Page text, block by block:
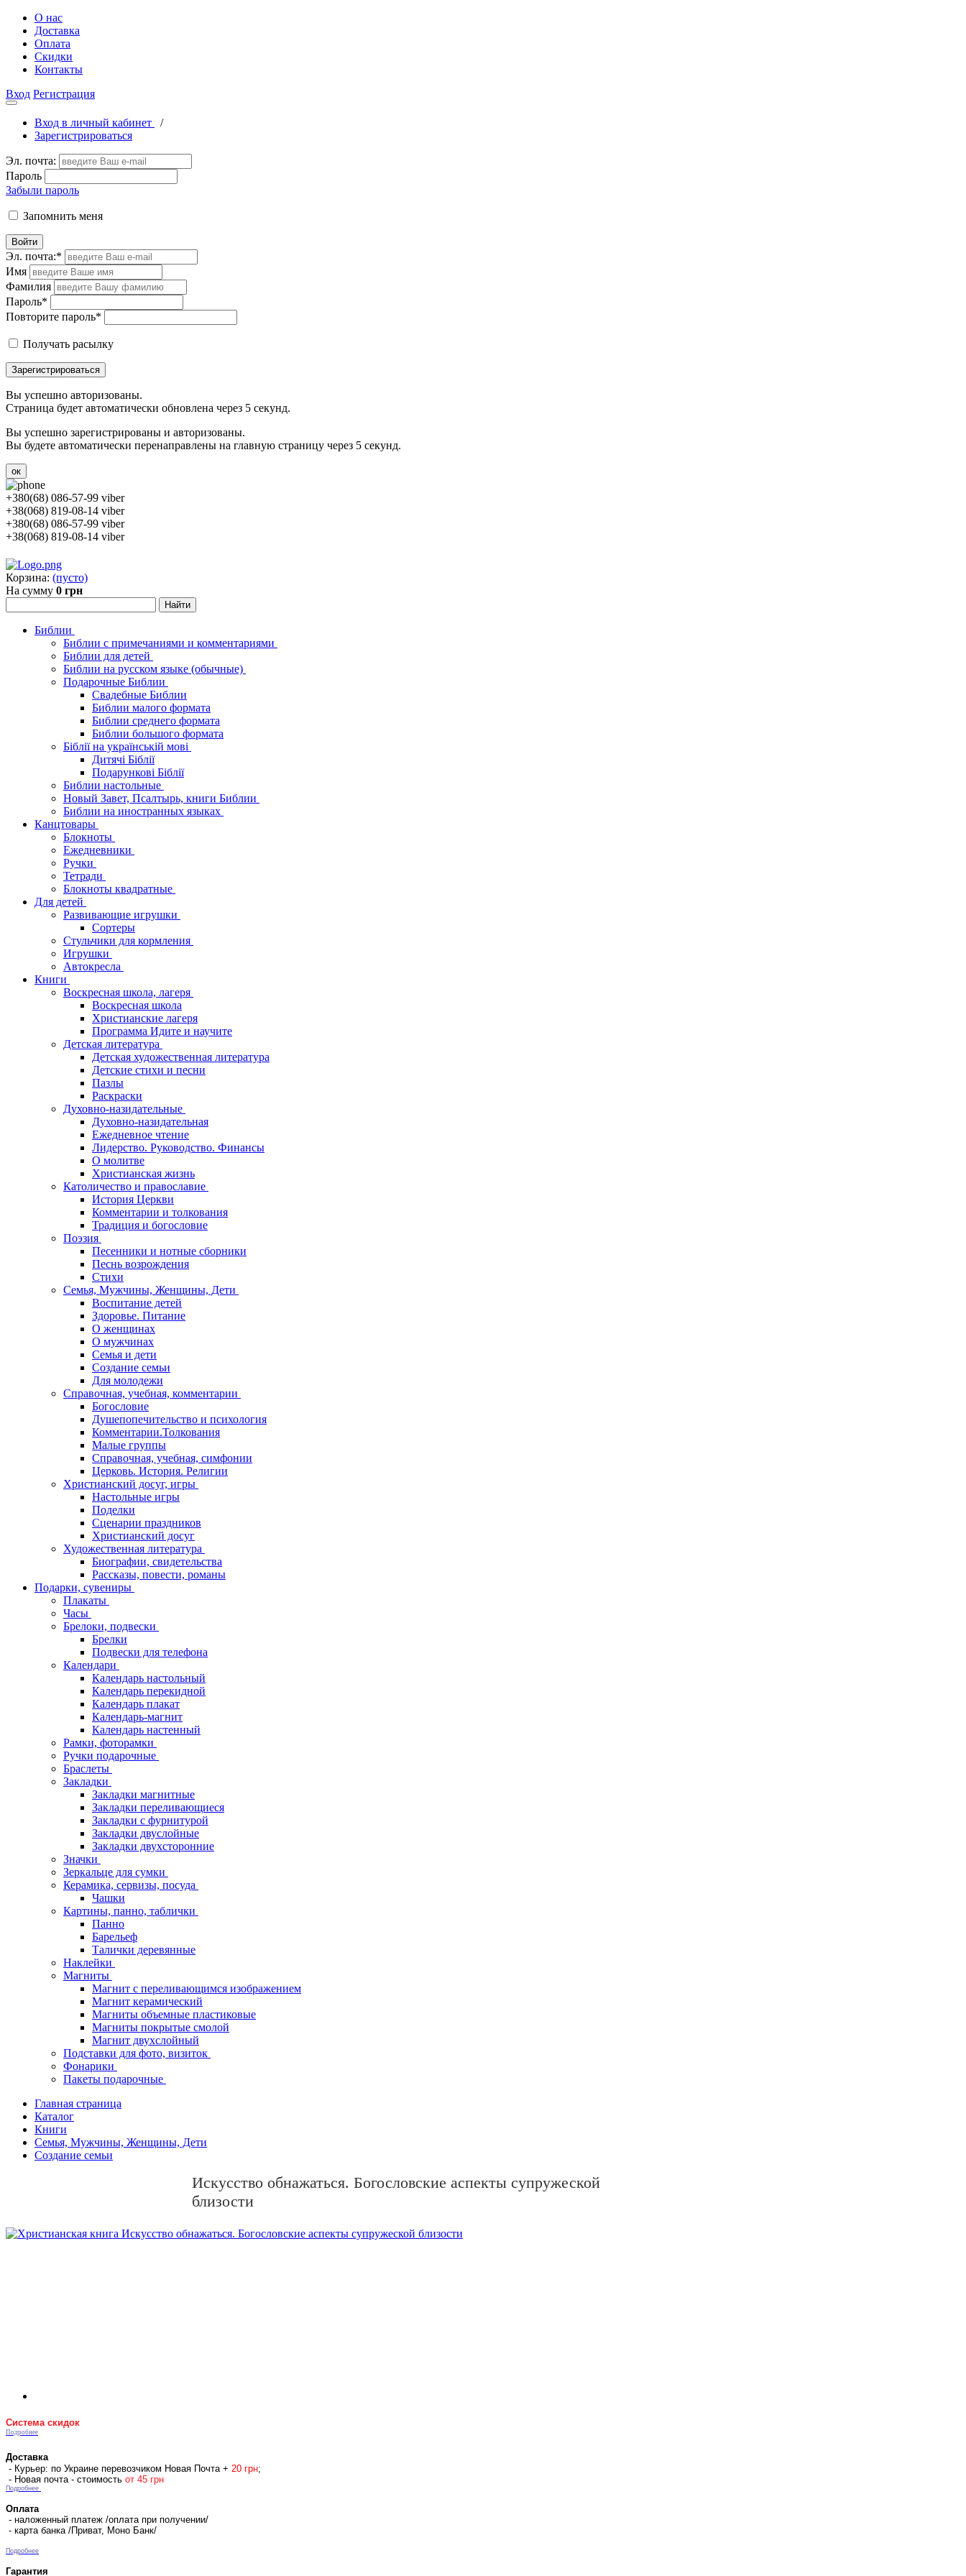
О нас
Доставка
Оплата
Скидки
Контакты
Вход Регистрация
Вход в личный кабинет
/
Зарегистрироваться
Эл. почта:
Пароль
Забыли пароль
Запомнить меня
Войти
Эл. почта:*
Имя
Фамилия
Пароль*
Повторите пароль*
Получать расылку
Зарегистрироваться
Вы успешно авторизованы.
Страница будет автоматически обновлена через 5 секунд.
Вы успешно зарегистрированы и авторизованы.
Вы будете автоматически перенаправлены на главную страницу через 5 секунд.
ок
+380(68) 086-57-99 viber
+38(068) 819-08-14 viber
+380(68) 086-57-99 viber
+38(068) 819-08-14 viber
Корзина: (пусто)
На сумму 0 грн
Библии
Библии с примечаниями и комментариями
Библии для детей
Библии на русском языке (обычные)
Подарочные Библии
Свадебные Библии
Библии малого формата
Библии среднего формата
Библии большого формата
Біблії на українській мові
Дитячі Біблії
Подарункові Біблії
Библии настольные
Новый Завет, Псалтырь, книги Библии
Библии на иностранных языках
Канцтовары
Блокноты
Ежедневники
Ручки
Тетради
Блокноты квадратные
Для детей
Развивающие игрушки
Сортеры
Стульчики для кормления
Игрушки
Автокресла
Книги
Воскресная школа, лагеря
Воскресная школа
Христианские лагеря
Программа Идите и научите
Детская литература
Детская художественная литература
Детские стихи и песни
Пазлы
Раскраски
Духовно-назидательные
Духовно-назидательная
Ежедневное чтение
Лидерство. Руководство. Финансы
О молитве
Христианская жизнь
Католичество и православие
История Церкви
Комментарии и толкования
Традиция и богословие
Поэзия
Песенники и нотные сборники
Песнь возрождения
Стихи
Семья, Мужчины, Женщины, Дети
Воспитание детей
Здоровье. Питание
О женщинах
О мужчинах
Семья и дети
Создание семьи
Для молодежи
Справочная, учебная, комментарии
Богословие
Душепопечительство и психология
Комментарии.Толкования
Малые группы
Справочная, учебная, симфонии
Церковь. История. Религии
Христианский досуг, игры
Настольные игры
Поделки
Сценарии праздников
Христианский досуг
Художественная литература
Биографии, свидетельства
Рассказы, повести, романы
Подарки, сувениры
Плакаты
Часы
Брелоки, подвески
Брелки
Подвески для телефона
Календари
Календарь настольный
Календарь перекидной
Календарь плакат
Календарь-магнит
Календарь настенный
Рамки, фоторамки
Ручки подарочные
Браслеты
Закладки
Закладки магнитные
Закладки переливающиеся
Закладки с фурнитурой
Закладки двуслойные
Закладки двухсторонние
Значки
Зеркальце для сумки
Керамика, сервизы, посуда
Чашки
Картины, панно, таблички
Панно
Барельеф
Талички деревянные
Наклейки
Магниты
Магнит с переливающимся изображением
Магнит керамический
Магниты объемные пластиковые
Магниты покрытые смолой
Магнит двухслойный
Подставки для фото, визиток
Фонарики
Пакеты подарочные
Главная страница
Каталог
Книги
Семья, Мужчины, Женщины, Дети
Создание семьи
Искусство обнажаться. Богословские аспекты супружеской
близости
Система скидок
Подробнее
Доставка
- Курьер: по Украине перевозчиком Новая Почта + 20 грн;
- Новая почта - стоимость от 45 грн
Подробнее
Оплата
- наложенный платеж /оплата при получении/
- карта банка /Приват, Моно Банк/
Подробнее
Гарантия